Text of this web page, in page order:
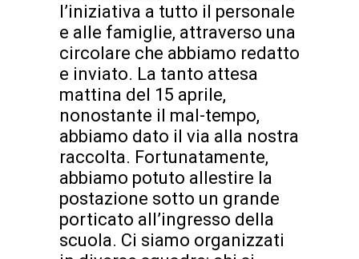
l’iniziativa a tutto il personale
e alle famiglie, attraverso una
circolare che abbiamo redatto
e inviato. La tanto attesa
mattina del 15 aprile,
nonostante il mal-tempo,
abbiamo dato il via alla nostra
raccolta. Fortunatamente,
abbiamo potuto allestire la
postazione sotto un grande
porticato all’ingresso della
scuola. Ci siamo organizzati